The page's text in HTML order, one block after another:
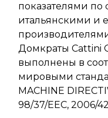
показателями
итальянскими и
Домкраты Cattini
выполнены в
мировыми
MACHINE
98/37/EEC, 2006/